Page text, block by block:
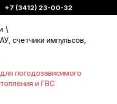
+7 (3412) 23-00-32
\
счетчики импульсов,
погодозависимого
и ГВС